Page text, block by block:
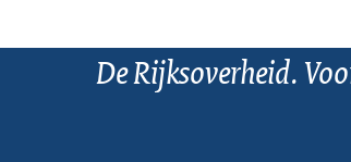
De Rijksoverheid.